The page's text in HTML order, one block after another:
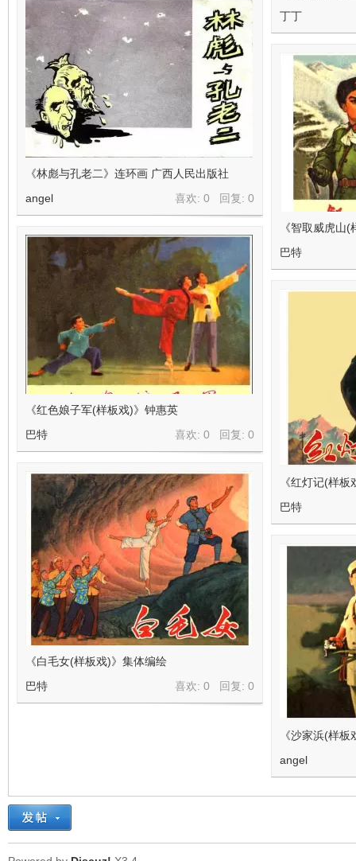
丁丁
《林彪与孔老二》连环画 广西人民出版社
喜欢: 0 回复: 0
angel
《智取威虎山
巴特
《红色娘子军(样板戏)》钟惠英
喜欢: 0 回复: 0
巴特
《红灯记(样
巴特
《白毛女(样板戏)》集体编绘
喜欢: 0 回复: 0
巴特
《沙家浜(样
angel